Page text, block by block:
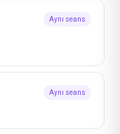
Aynı seans
Aynı seans